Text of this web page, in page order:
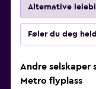
Alternative
Føler du deg
Andre
Metro flyplass